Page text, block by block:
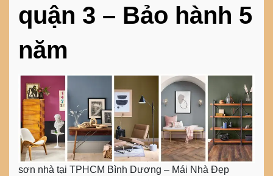
quận 3 – Bảo hành 5
năm
sơn nhà tại TPHCM Bình Dương – Mái Nhà Đẹp